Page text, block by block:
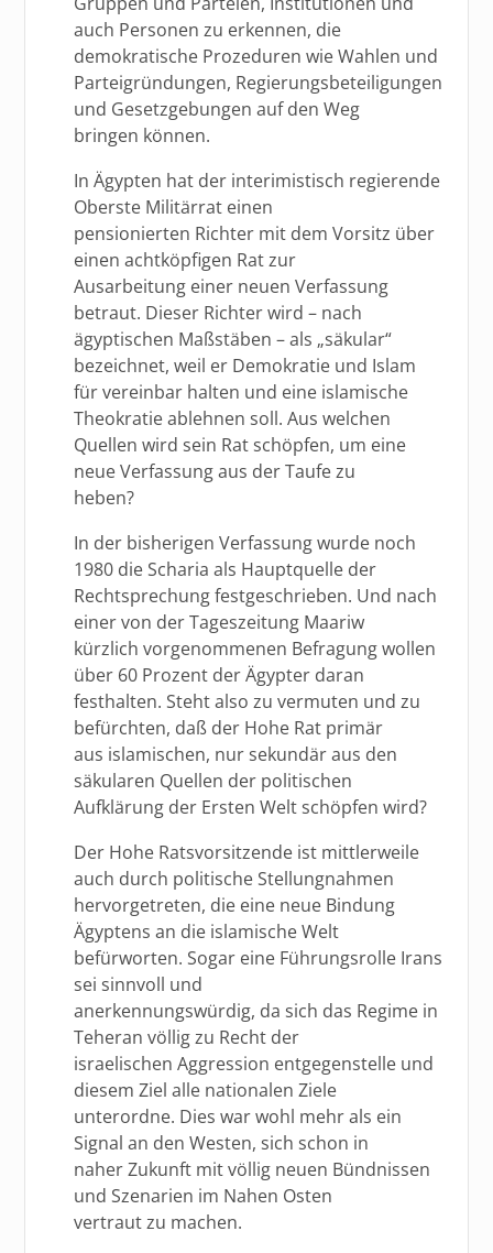
auch Personen zu erkennen, die
demokratische Prozeduren wie Wahlen und
Parteigründungen, Regierungsbeteiligungen
und Gesetzgebungen auf den Weg
bringen können.
In Ägypten hat der interimistisch regierende
Oberste Militärrat einen
pensionierten Richter mit dem Vorsitz über
einen achtköpfigen Rat zur
Ausarbeitung einer neuen Verfassung
betraut. Dieser Richter wird – nach
ägyptischen Maßstäben – als „säkular“
bezeichnet, weil er Demokratie und Islam
für vereinbar halten und eine islamische
Theokratie ablehnen soll. Aus welchen
Quellen wird sein Rat schöpfen, um eine
neue Verfassung aus der Taufe zu
heben?
In der bisherigen Verfassung wurde noch
1980 die Scharia als Hauptquelle der
Rechtsprechung festgeschrieben. Und nach
einer von der Tageszeitung Maariw
kürzlich vorgenommenen Befragung wollen
über 60 Prozent der Ägypter daran
festhalten. Steht also zu vermuten und zu
befürchten, daß der Hohe Rat primär
aus islamischen, nur sekundär aus den
säkularen Quellen der politischen
Aufklärung der Ersten Welt schöpfen wird?
Der Hohe Ratsvorsitzende ist mittlerweile
auch durch politische Stellungnahmen
hervorgetreten, die eine neue Bindung
Ägyptens an die islamische Welt
befürworten. Sogar eine Führungsrolle Irans
sei sinnvoll und
anerkennungswürdig, da sich das Regime in
Teheran völlig zu Recht der
israelischen Aggression entgegenstelle und
diesem Ziel alle nationalen Ziele
unterordne. Dies war wohl mehr als ein
Signal an den Westen, sich schon in
naher Zukunft mit völlig neuen Bündnissen
und Szenarien im Nahen Osten
vertraut zu machen.